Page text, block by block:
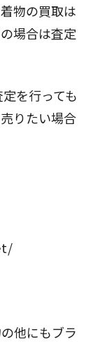
物の買取は
場合は査定
を行っても
りたい場合
他にもブラ